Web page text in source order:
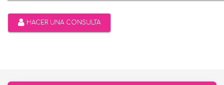
HACER UNA CONSULTA